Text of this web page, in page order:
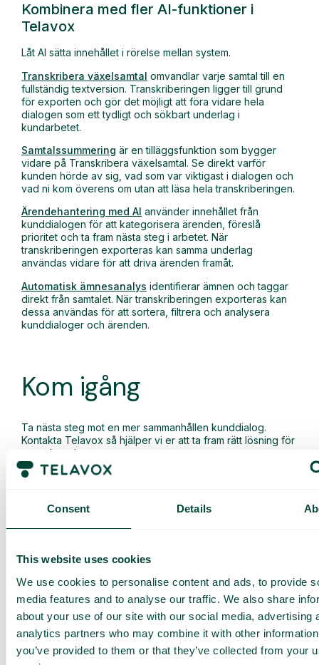
Consent Details
This website uses cookies
We use cookies to personalise content and ads, to provide
media features and to analyse our traffic. We also share
about your use of our site with our social media, advertising
analytics partners who may combine it with other
you’ve provided to them or that they’ve collected from your
Kombinera med fler AI-funktioner i
Telavox
Låt AI sätta innehållet i rörelse mellan system.
Transkribera växelsamtal omvandlar varje samtal till en
fullständig textversion. Transkriberingen ligger till grund
för exporten och gör det möjligt att föra vidare hela
dialogen som ett tydligt och sökbart underlag i
kundarbetet.
Samtalssummering är en tilläggsfunktion som bygger
vidare på Transkribera växelsamtal. Se direkt varför
kunden hörde av sig, vad som var viktigast i dialogen och
vad ni kom överens om utan att läsa hela transkriberingen.
Ärendehantering med AI använder innehållet från
kunddialogen för att kategorisera ärenden, föreslå
prioritet och ta fram nästa steg i arbetet. När
transkriberingen exporteras kan samma underlag
användas vidare för att driva ärenden framåt.
Automatisk ämnesanalys identifierar ämnen och taggar
direkt från samtalet. När transkriberingen exporteras kan
dessa användas för att sortera, filtrera och analysera
kunddialoger och ärenden.
Kom igång
Ta nästa steg mot en mer sammanhållen kunddialog.
Kontakta Telavox så hjälper vi er att ta fram rätt lösning för
er verksamhet.
Andra populära funktioner
Automatisk ämnesanalys
Se direkt vilka ämnen era kundsamtal handlar om.